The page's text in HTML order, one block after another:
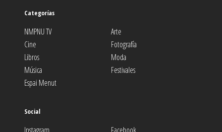
Categorías
NMPNU TV
Arte
Cine
Fotografía
Libros
Moda
Música
Festivales
Espai Menut
Social